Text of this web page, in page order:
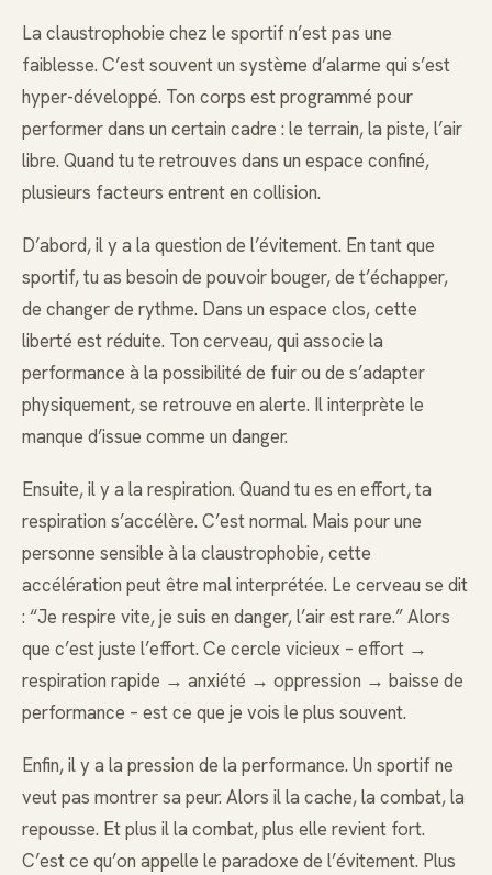
La claustrophobie chez le sportif n’est pas une
faiblesse. C’est souvent un système d’alarme qui s’est
hyper-développé. Ton corps est programmé pour
performer dans un certain cadre : le terrain, la piste, l’air
libre. Quand tu te retrouves dans un espace confiné,
plusieurs facteurs entrent en collision.
D’abord, il y a la question de l’évitement. En tant que
sportif, tu as besoin de pouvoir bouger, de t’échapper,
de changer de rythme. Dans un espace clos, cette
liberté est réduite. Ton cerveau, qui associe la
performance à la possibilité de fuir ou de s’adapter
physiquement, se retrouve en alerte. Il interprète le
manque d’issue comme un danger.
Ensuite, il y a la respiration. Quand tu es en effort, ta
respiration s’accélère. C’est normal. Mais pour une
personne sensible à la claustrophobie, cette
accélération peut être mal interprétée. Le cerveau se dit
: “Je respire vite, je suis en danger, l’air est rare.” Alors
que c’est juste l’effort. Ce cercle vicieux – effort →
respiration rapide → anxiété → oppression → baisse de
performance – est ce que je vois le plus souvent.
Enfin, il y a la pression de la performance. Un sportif ne
veut pas montrer sa peur. Alors il la cache, la combat, la
repousse. Et plus il la combat, plus elle revient fort.
C’est ce qu’on appelle le paradoxe de l’évitement. Plus